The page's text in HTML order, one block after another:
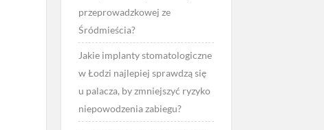
przeprowadzkowej ze
Śródmieścia?
Jakie implanty stomatologiczne
w Łodzi najlepiej sprawdzą się
u palacza, by zmniejszyć ryzyko
niepowodzenia zabiegu?